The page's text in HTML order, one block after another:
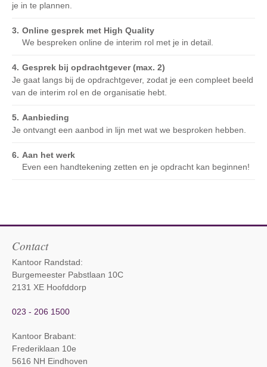
je in te plannen.
Online gesprek met High Quality
We bespreken online de interim rol met je in detail.
Gesprek bij opdrachtgever (max. 2)
Je gaat langs bij de opdrachtgever, zodat je een compleet beeld
van de interim rol en de organisatie hebt.
Aanbieding
Je ontvangt een aanbod in lijn met wat we besproken hebben.
Aan het werk
Even een handtekening zetten en je opdracht kan beginnen!
Contact
Kantoor Randstad:
Burgemeester Pabstlaan 10C
2131 XE Hoofddorp
023 - 206 1500
Kantoor Brabant:
Frederiklaan 10e
5616 NH Eindhoven